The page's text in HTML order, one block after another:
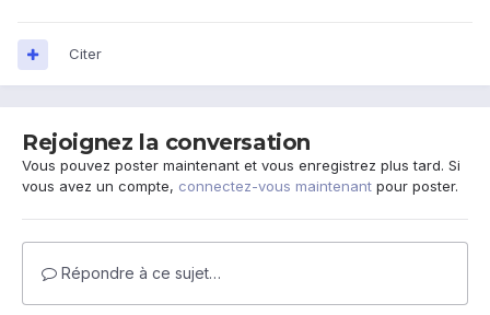
Citer
Rejoignez la conversation
Vous pouvez poster maintenant et vous enregistrez plus tard. Si
vous avez un compte, connectez-vous maintenant pour poster.
Répondre à ce sujet…